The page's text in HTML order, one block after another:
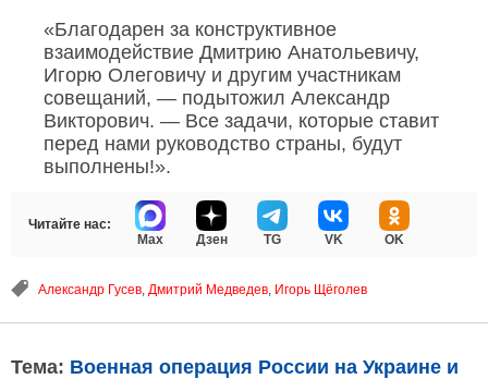
«Благодарен за конструктивное
взаимодействие Дмитрию Анатольевичу,
Игорю Олеговичу и другим участникам
совещаний, — подытожил Александр
Викторович. — Все задачи, которые ставит
перед нами руководство страны, будут
выполнены!».
Читайте нас:
Max
Дзен TG VK OK
Александр Гусев Дмитрий Медведев Игорь Щёголев
Тема: Военная операция России на Украине и